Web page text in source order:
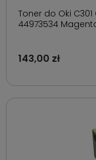
Toner do Oki C301
44973534
143,00 zł